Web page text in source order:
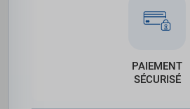
PAIEMENT
SÉCURISÉ